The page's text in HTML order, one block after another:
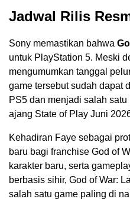
Jadwal Rilis
Sony memastikan bahwa
untuk PlayStation 5. Meski
mengumumkan tanggal
game tersebut sudah dapat
PS5 dan menjadi salah
ajang State of Play Juni
Kehadiran Faye sebagai
baru bagi franchise God of
karakter baru, serta
berbasis sihir, God of War:
salah satu game paling di